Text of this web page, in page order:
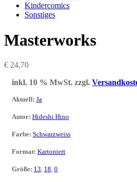
Kindercomics
Sonstiges
Masterworks
€ 24,70
inkl. 10 % MwSt. zzgl.
Aktuell: Ja
Autor: Hideshi Hino
Farbe: Schwarzweiss
Format: Kartoniert
Größe: 13, 18, 0